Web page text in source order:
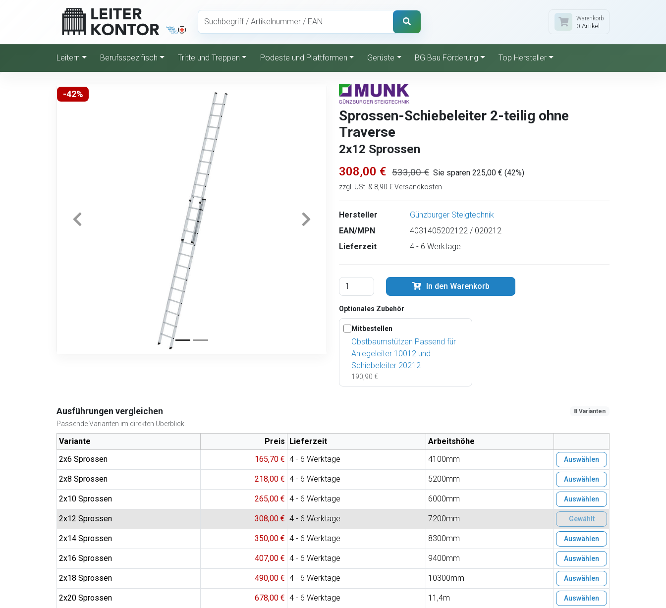
Warenkorb
0 Artikel
Leitern Berufsspezifisch Tritte und Treppen Podeste und Plattformen Gerüste BG Bau Förderung Top Hersteller
-42%
Sprossen-Schiebeleiter 2-teilig ohne
Traverse
2x12 Sprossen
308,00 € 533,00 € Sie sparen 225,00 € (42%)
zzgl. USt. & 8,90 € Versandkosten
Hersteller
Günzburger Steigtechnik
EAN/MPN
4031405202122 / 020212
Lieferzeit
4 - 6 Werktage
In den Warenkorb
Optionales Zubehör
Mitbestellen
Obstbaumstützen Passend für
Anlegeleiter 10012 und
Schiebeleiter 20212
190,90 €
Ausführungen vergleichen
Passende Varianten im direkten Überblick.
8 Varianten
Variante Preis Lieferzeit
Arbeitshöhe
2x6 Sprossen
165,70 € 4 - 6 Werktage 4100mm Auswählen
2x8 Sprossen 218,00 € 4 - 6 Werktage 5200mm Auswählen
2x10 Sprossen 265,00 € 4 - 6 Werktage 6000mm Auswählen
2x12 Sprossen 308,00 € 4 - 6 Werktage 7200mm Gewählt
2x14 Sprossen 350,00 € 4 - 6 Werktage 8300mm Auswählen
2x16 Sprossen 407,00 € 4 - 6 Werktage 9400mm Auswählen
2x18 Sprossen 490,00 € 4 - 6 Werktage 10300mm Auswählen
2x20 Sprossen 678,00 € 4 - 6 Werktage 11,4m Auswählen